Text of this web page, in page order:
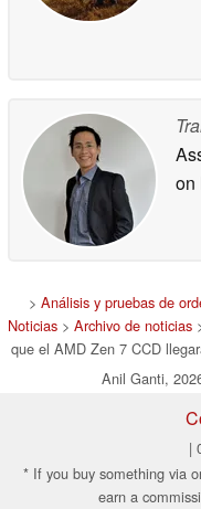
on
> Análisis y pruebas de
Noticias > Archivo de noticias
que el AMD Zen 7 CCD
Anil Ganti,
|
* If you buy something via
earn a